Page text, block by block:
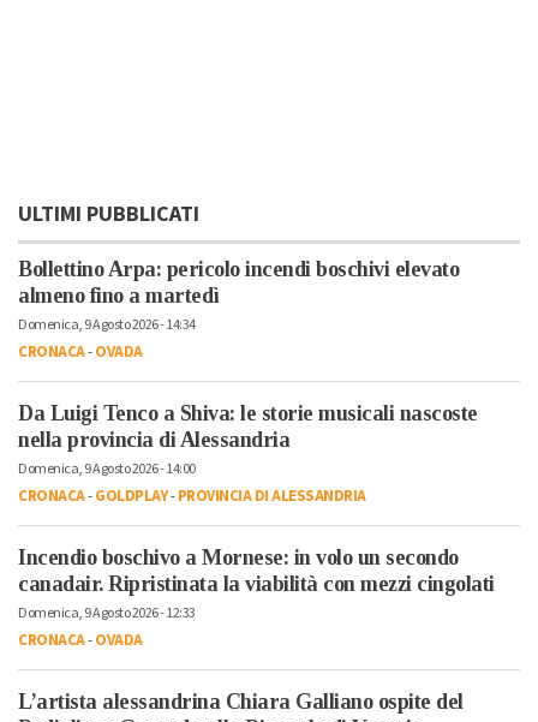
ULTIMI PUBBLICATI
Bollettino Arpa: pericolo incendi boschivi elevato
almeno fino a martedì
Domenica, 9 Agosto 2026 - 14:34
CRONACA-OVADA
Da Luigi Tenco a Shiva: le storie musicali nascoste
nella provincia di Alessandria
Domenica, 9 Agosto 2026 - 14:00
CRONACA-GOLDPLAY-PROVINCIA DI ALESSANDRIA
Incendio boschivo a Mornese: in volo un secondo
canadair. Ripristinata la viabilità con mezzi cingolati
Domenica, 9 Agosto 2026 - 12:33
CRONACA-OVADA
L’artista alessandrina Chiara Galliano ospite del